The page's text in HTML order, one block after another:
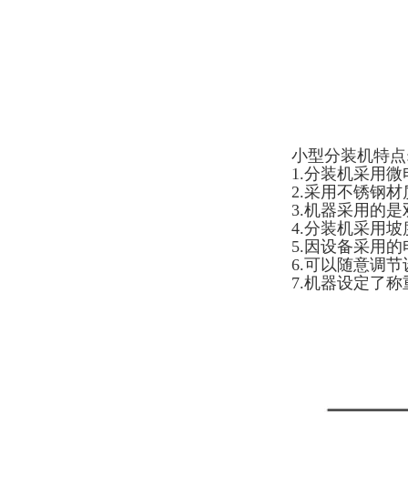
小型分装机特
1.分装机采用
2.采用不锈钢
3.机器采用的
4.分装机采用
5.因设备采用
6.可以随意调
7.机器设定了